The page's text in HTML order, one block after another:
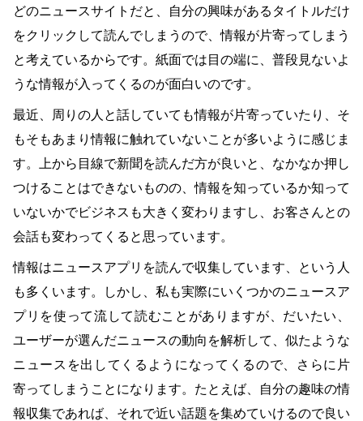
どのニュースサイトだと、自分の興味があるタイトルだけ
をクリックして読んでしまうので、情報が片寄ってしまう
と考えているからです。紙面では目の端に、普段見ないよ
うな情報が入ってくるのが面白いのです。
最近、周りの人と話していても情報が片寄っていたり、そ
もそもあまり情報に触れていないことが多いように感じま
す。上から目線で新聞を読んだ方が良いと、なかなか押し
つけることはできないものの、情報を知っているか知って
いないかでビジネスも大きく変わりますし、お客さんとの
会話も変わってくると思っています。
情報はニュースアプリを読んで収集しています、という人
も多くいます。しかし、私も実際にいくつかのニュースア
プリを使って流して読むことがありますが、だいたい、
ユーザーが選んだニュースの動向を解析して、似たような
ニュースを出してくるようになってくるので、さらに片
寄ってしまうことになります。たとえば、自分の趣味の情
報収集であれば、それで近い話題を集めていけるので良い